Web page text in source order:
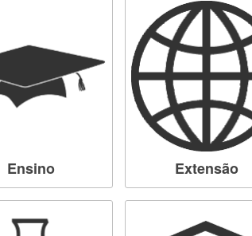
Ensino Extensão